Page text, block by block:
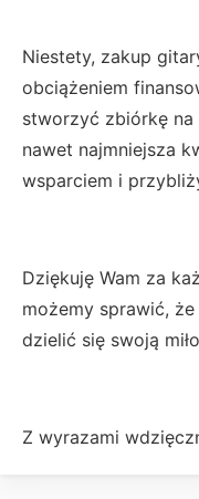
Niestety, zakup
obciążeniem
stworzyć zbiórkę na
nawet najmniejsza
wsparciem i
Dziękuję Wam za
możemy sprawić,
dzielić się swoją
Z wyrazami